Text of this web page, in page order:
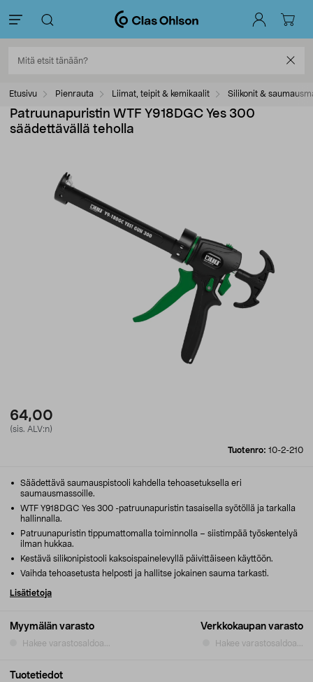
Etusivu Pienrauta Liimat, teipit & kemikaalit Silikonit &
Patruunapuristin WTF Y918DGC Yes 300
säädettävällä teholla
64,00
(sis. ALV:n)
Tuotenro: 10-2-210
Myymälän varasto
Hakee varastosaldoa...
Verkkokaupan varasto
Hakee varastosaldoa...
Säädettävä saumauspistooli kahdella tehoasetuksella eri
saumausmassoille.
WTF Y918DGC Yes 300 -patruunapuristin tasaisella syötöllä ja tarkalla
hallinnalla.
Patruunapuristin tippumattomalla toiminnolla – siistimpää työskentelyä
ilman hukkaa.
Kestävä silikonipistooli kaksoispainelevyllä päivittäiseen käyttöön.
Vaihda tehoasetusta helposti ja hallitse jokainen sauma tarkasti.
Lisätietoja
Tuotetiedot